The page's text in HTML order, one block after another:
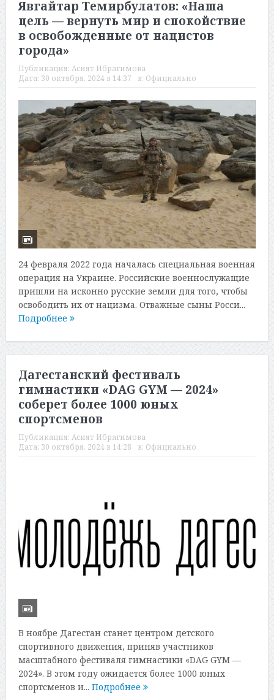
Явгайтар Темирбулатов: «Наша
цель — вернуть мир и спокойствие
в освобожденные от нацистов
города»
Публикация: Асият Ибрагимова
Дата: 30 октября, 2024 в 14:37 в: Официально
24 февраля 2022 года началась специальная военная
операция на Украине. Российские военнослужащие
пришли на исконно русские земли для того, чтобы
освободить их от нацизма. Отважные сыны Росси...
Подробнее
Дагестанский фестиваль
гимнастики «DAG GYM — 2024»
соберет более 1000 юных
спортсменов
Публикация: Асият Ибрагимова
Дата: 30 октября, 2024 в 14:28 в: Официально
В ноябре Дагестан станет центром детского
спортивного движения, приняв участников
масштабного фестиваля гимнастики «DAG GYM —
2024». В этом году ожидается более 1000 юных
спортсменов и... Подробнее